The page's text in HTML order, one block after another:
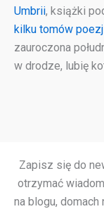
Umbrii, książki
kilku tomów
zauroczona
w drodze, lubię
Zapisz się do
otrzymać
na blogu, domach